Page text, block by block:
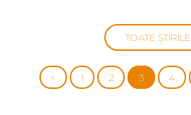
TOATE ȘTIRILE
< 1 2 3 4